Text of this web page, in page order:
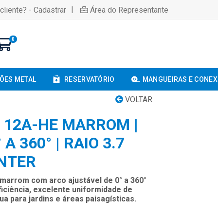
- Cadastrar | Área do Representante
0
METAL RESERVATÓRIO MANGUEIRAS E
VOLTAR
12A-HE MARROM |
A 360° | RAIO 3.7
com arco ajustável de 0° a 360°
excelente uniformidade de
para jardins e áreas paisagísticas.